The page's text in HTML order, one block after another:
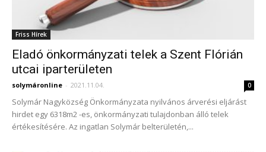
Friss Hírek
Eladó önkormányzati telek a Szent Flórián
utcai iparterületen
solymáronline - 2021.11.04. 0
Solymár Nagyközség Önkormányzata nyilvános árverési eljárást
hirdet egy 6318m2 -es, önkormányzati tulajdonban álló telek
értékesítésére. Az ingatlan Solymár belterületén,...